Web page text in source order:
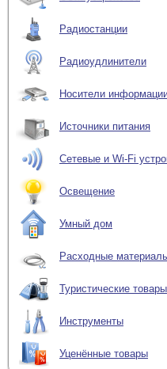
Радиостанции
Радиоудлинители
Носители
Источники питания
Сетевые и Wi-Fi
Освещение
Умный дом
Расходные
Туристические товары
Инструменты
Уценённые товары